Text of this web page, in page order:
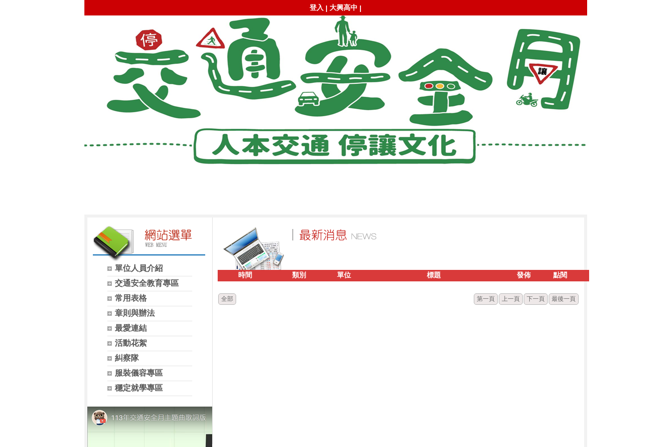
登入 | 大興高中 |
單位人員介紹
交通安全教育專區
常用表格
章則與辦法
最愛連結
活動花絮
糾察隊
服裝儀容專區
穩定就學專區
時間 類別 單位 標題 發佈 點閱
全部 第一頁 上一頁 下一頁 最後一頁